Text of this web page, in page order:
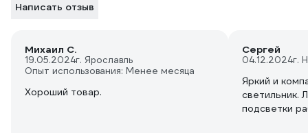
Написать отзыв
Михаил С.
19.05.2024г. Ярославль
Опыт использования: Менее месяца
Хороший товар.
Сергей
04.12.2024г.
Яркий и
светильник.
подсветки